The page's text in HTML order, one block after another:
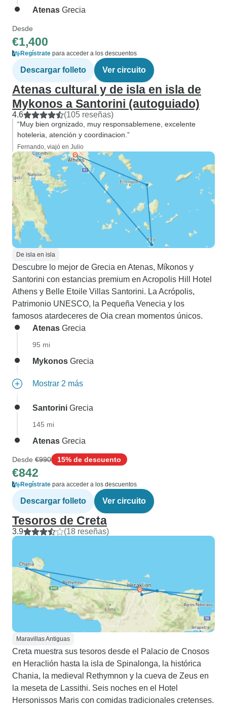
Atenas Grecia
Desde
€1,400
Regístrate para acceder a los descuentos
Descargar folleto Ver circuito
Atenas cultural y de isla en isla de
Mykonos a Santorini (autoguiado)
4.6 (105 reseñas)
“Muy bien orgnizado, muy responsablemene, excelente
hoteleria, atención y coordinacion.”
Fernando, viajó en Julio
De isla en isla
Descubre lo mejor de Grecia en Atenas, Míkonos y
Santorini con estancias premium en Acropolis Hill Hotel
Athens y Belle Etoile Villas Santorini. La Acrópolis,
Patrimonio UNESCO, la Pequeña Venecia y los
famosos atardeceres de Oia crean momentos únicos.
Atenas Grecia
95 mi
Mykonos Grecia
Mostrar 2 más
Santorini Grecia
145 mi
Atenas Grecia
Desde €990 15% de descuento
€842
Regístrate para acceder a los descuentos
Descargar folleto Ver circuito
Tesoros de Creta
3.9 (18 reseñas)
Maravillas Antiguas
Creta muestra sus tesoros desde el Palacio de Cnosos
en Heraclión hasta la isla de Spinalonga, la histórica
Chania, la medieval Rethymnon y la cueva de Zeus en
la meseta de Lassithi. Seis noches en el Hotel
Hersonissos Maris con comidas tradicionales cretenses.